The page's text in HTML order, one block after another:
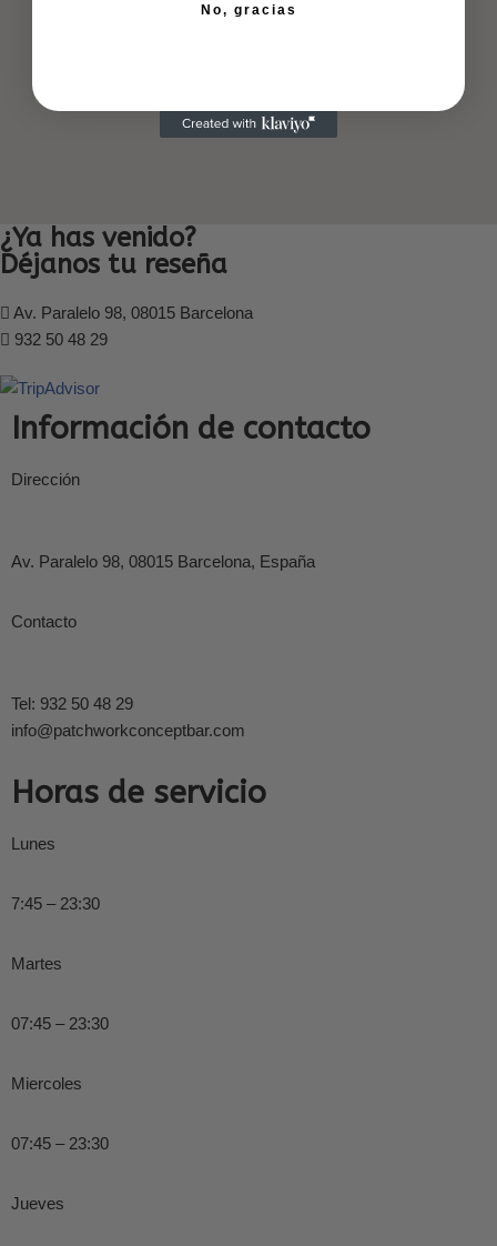
¿Ya has venido?
Déjanos tu reseña
Av. Paralelo 98, 08015 Barcelona
932 50 48 29
Información de contacto
Dirección
Av. Paralelo 98, 08015 Barcelona, España
Contacto
Tel: 932 50 48 29
info@patchworkconceptbar.com
Horas de servicio
Lunes
7:45 – 23:30
Martes
07:45 – 23:30
Miercoles
07:45 – 23:30
Jueves
No, gracias